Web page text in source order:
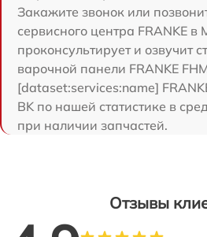
Закажите звонок или
сервисного центра FRANKE в
проконсультирует и озвучит
варочной панели FRANKE
[dataset:services:name]
BK по нашей статистике в
при наличии запчастей.
Отзывы